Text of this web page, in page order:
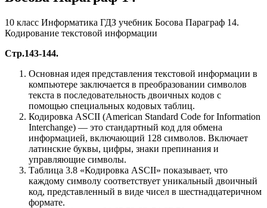
10 класс Информатика ГДЗ учебник Босова Параграф 14.
Кодирование текстовой информации
Стр.143-144.
Основная идея представления текстовой информации в
компьютере заключается в преобразовании символов
текста в последовательность двоичных кодов с
помощью специальных кодовых таблиц.
Кодировка ASCII (American Standard Code for Information
Interchange) — это стандартный код для обмена
информацией, включающий 128 символов. Включает
латинские буквы, цифры, знаки препинания и
управляющие символы.
Таблица 3.8 «Кодировка ASCII» показывает, что
каждому символу соответствует уникальный двоичный
код, представленный в виде чисел в шестнадцатеричном
формате.